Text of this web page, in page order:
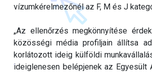
vízumkérelmezőnél az F, M és J
„Az ellenőrzés megkönnyítése
közösségi média profiljain állítsa
korlátozott ideig külföldi
ideiglenesen belépjenek az Egyesült